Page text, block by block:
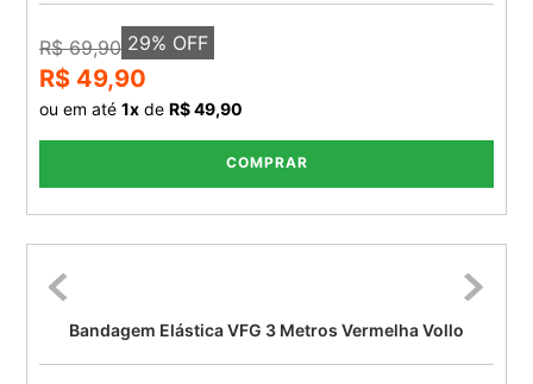
R$ 69,90 29% OFF
R$ 49,90
ou em até 1x de R$ 49,90
COMPRAR
Bandagem Elástica VFG 3 Metros Vermelha Vollo